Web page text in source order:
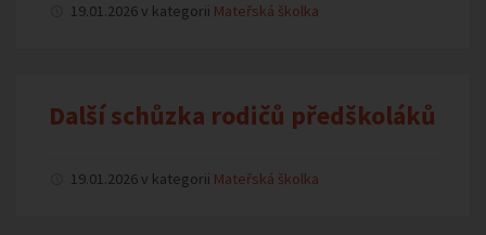
19.01.2026 v kategorii Mateřská školka
Další schůzka rodičů předškoláků
19.01.2026 v kategorii Mateřská školka